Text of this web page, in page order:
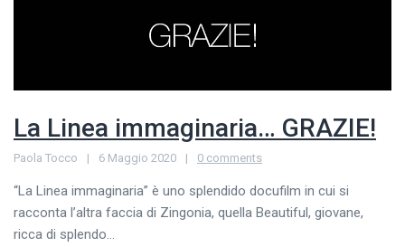
La Linea immaginaria… GRAZIE!
Paola Tocco 6 Maggio 2020 0 comments
“La Linea immaginaria” è uno splendido docufilm in cui si
racconta l’altra faccia di Zingonia, quella Beautiful, giovane,
ricca di splendo...